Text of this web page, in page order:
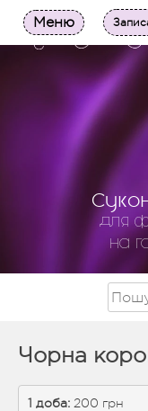
для
на
Меню
Чорна
1 доба: 200 грн